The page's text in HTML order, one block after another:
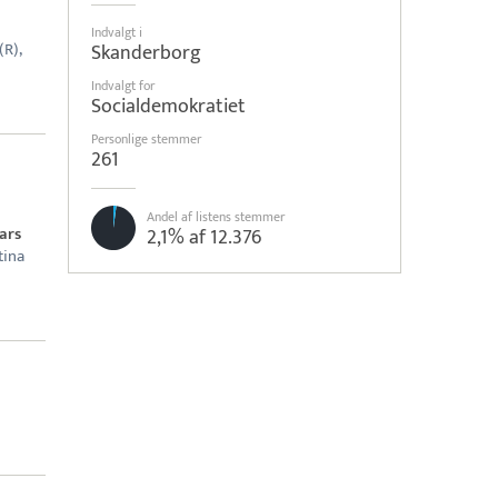
Indvalgt i
Skanderborg
Indvalgt for
Socialdemokratiet
Personlige stemmer
261
Andel af listens stemmer
2,1% af 12.376